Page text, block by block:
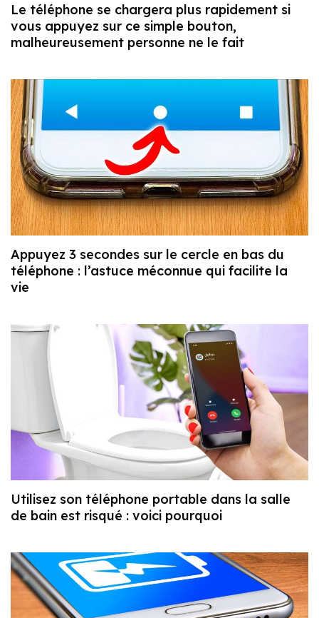
Le téléphone se chargera plus rapidement si
vous appuyez sur ce simple bouton,
malheureusement personne ne le fait
Appuyez 3 secondes sur le cercle en bas du
téléphone : l’astuce méconnue qui facilite la
vie
Utilisez son téléphone portable dans la salle
de bain est risqué : voici pourquoi